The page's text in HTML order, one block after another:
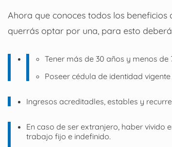
Ahora que conoces todos los
querrás optar por una, para esto
Tener más de 30 años y menos de
Poseer cédula de identidad
Ingresos acreditadles, estables y
En caso de ser extranjero, haber vivido
trabajo fijo e indefinido.